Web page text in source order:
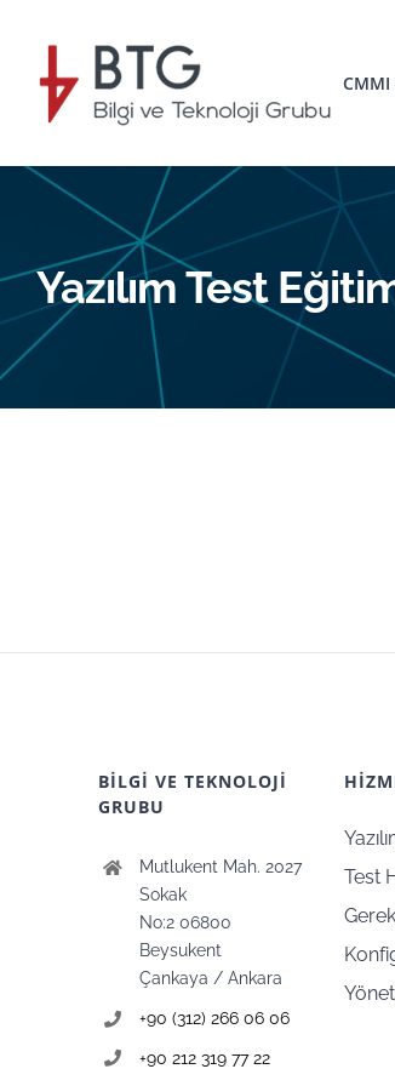
content
CMMI
Yazılım Test
BİLGİ VE TEKNOLOJİ
GRUBU
Mutlukent Mah. 2027
Sokak
No:2 06800
Beysukent
Çankaya / Ankara
+90 (312) 266 06 06
+90 212 319 77 22
Test